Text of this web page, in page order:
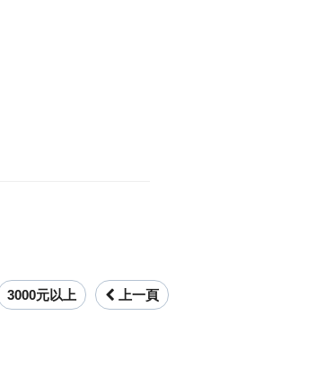
3000元以上 上一頁